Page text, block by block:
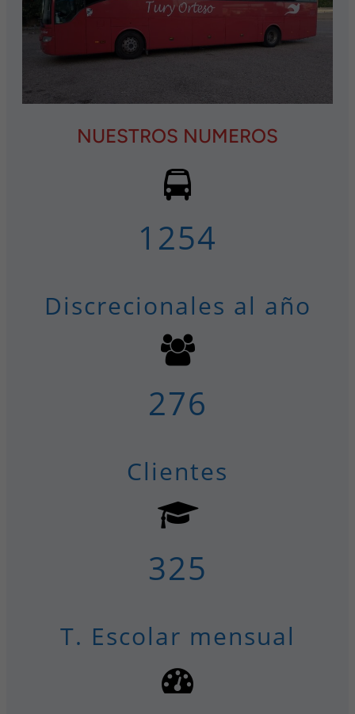
NUESTROS NUMEROS
1254
Discrecionales al año
276
Clientes
325
T. Escolar mensual